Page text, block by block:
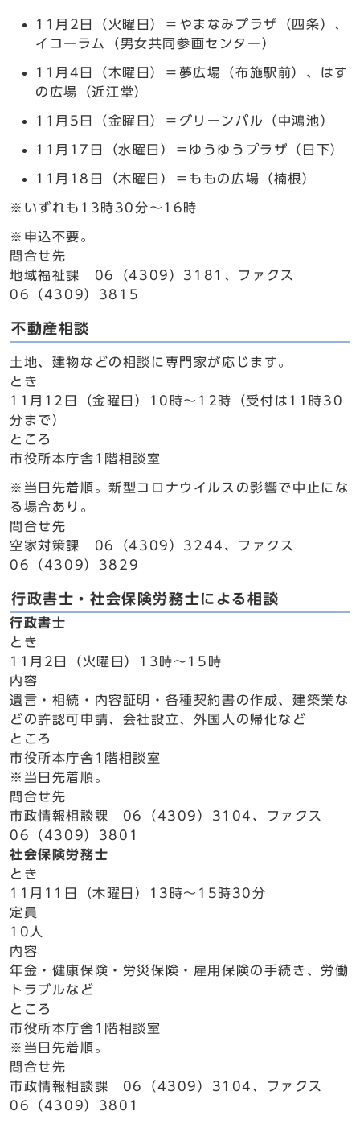
11月2日（火曜日）＝やまなみプラザ（四条）、
イコーラム（男女共同参画センター）
11月4日（木曜日）＝夢広場（布施駅前）、はす
の広場（近江堂）
11月5日（金曜日）＝グリーンパル（中鴻池）
11月17日（水曜日）＝ゆうゆうプラザ（日下）
11月18日（木曜日）＝ももの広場（楠根）
※いずれも13時30分～16時
※申込不要。
問合せ先
地域福祉課 06（4309）3181、ファクス
06（4309）3815
不動産相談
土地、建物などの相談に専門家が応じます。
とき
11月12日（金曜日）10時～12時（受付は11時30
分まで）
ところ
市役所本庁舎1階相談室
※当日先着順。新型コロナウイルスの影響で中止にな
る場合あり。
問合せ先
空家対策課 06（4309）3244、ファクス
06（4309）3829
行政書士・社会保険労務士による相談
行政書士
とき
11月2日（火曜日）13時～15時
内容
遺言・相続・内容証明・各種契約書の作成、建築業な
どの許認可申請、会社設立、外国人の帰化など
ところ
市役所本庁舎1階相談室
※当日先着順。
問合せ先
市政情報相談課 06（4309）3104、ファクス
06（4309）3801
社会保険労務士
とき
11月11日（木曜日）13時～15時30分
定員
10人
内容
年金・健康保険・労災保険・雇用保険の手続き、労働
トラブルなど
ところ
市役所本庁舎1階相談室
※当日先着順。
問合せ先
市政情報相談課 06（4309）3104、ファクス
06（4309）3801